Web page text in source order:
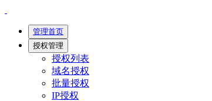
管理首页
授权管理
授权列表
域名授权
批量授权
IP授权